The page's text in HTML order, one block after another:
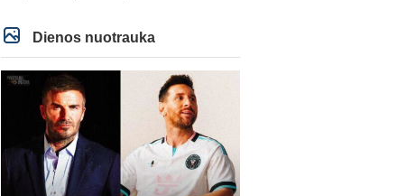
Dienos nuotrauka